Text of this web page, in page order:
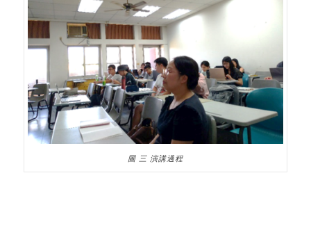
圖 三 演講過程